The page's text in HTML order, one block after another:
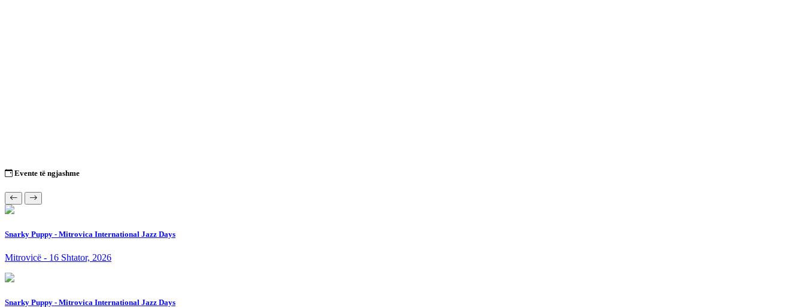
Evente të ngjashme
Snarky Puppy - Mitrovica International Jazz Days
Mitrovicë - 16 Shtator, 2026
Snarky Puppy - Mitrovica International Jazz Days